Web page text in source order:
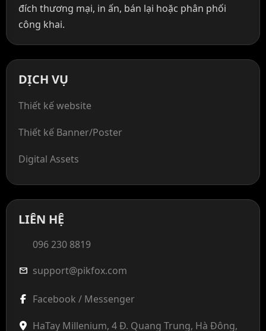
đích thương mại, in ấn, bán lại hoặc phân phối
công khai.
DỊCH VỤ
Thiết kế website
Thiết kế Banner/Poster
Digital Assets
LIÊN HỆ
096 230 8819
mail support@pikfox.com
Facebook / Messenger
HaTay Millenium, 4 Đ. Quang Trung, Hà Đông,